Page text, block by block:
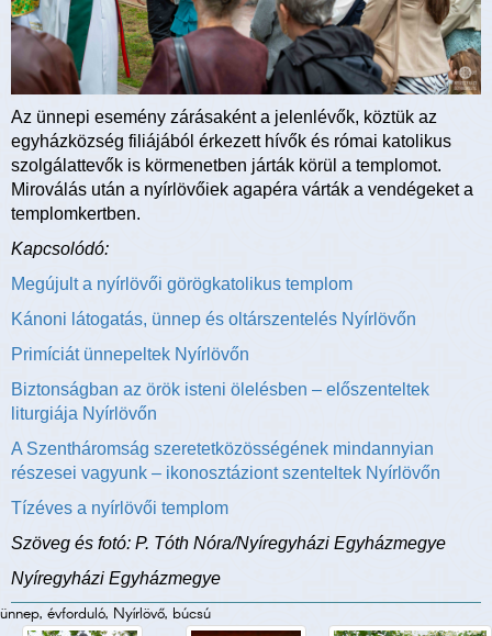
Az ünnepi esemény zárásaként a jelenlévők, köztük az
egyházközség filiájából érkezett hívők és római katolikus
szolgálattevők is körmenetben járták körül a templomot.
Miroválás után a nyírlövőiek agapéra várták a vendégeket a
templomkertben.
Kapcsolódó:
Megújult a nyírlövői görögkatolikus templom
Kánoni látogatás, ünnep és oltárszentelés Nyírlövőn
Primíciát ünnepeltek Nyírlövőn
Biztonságban az örök isteni ölelésben – előszenteltek
liturgiája Nyírlövőn
A Szentháromság szeretetközösségének mindannyian
részesei vagyunk – ikonosztáziont szenteltek Nyírlövőn
Tízéves a nyírlövői templom
Szöveg és fotó: P. Tóth Nóra/Nyíregyházi Egyházmegye
Nyíregyházi Egyházmegye
ünnep, évforduló, Nyírlövő, búcsú